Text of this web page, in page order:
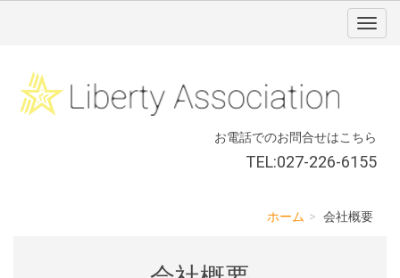
お電話でのお問合せはこちら
TEL:027-226-6155
ホーム 会社概要